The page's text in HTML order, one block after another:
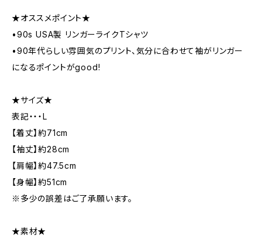
★オススメポイント★
•90s USA製 リンガーライクTシャツ
•90年代らしい雰囲気のプリント、気分に合わせて袖がリンガー
になるポイントがgood!
★サイズ★
表記・・・L
【着丈】約71cm
【袖丈】約28cm
【肩幅】約47.5cm
【身幅】約51cm
※多少の誤差はご了承願います。
★素材★